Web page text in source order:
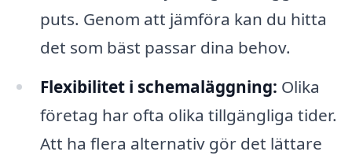
puts. Genom att jämföra kan du hitta
det som bäst passar dina behov.
Flexibilitet i schemaläggning: Olika
företag har ofta olika tillgängliga tider.
Att ha flera alternativ gör det lättare